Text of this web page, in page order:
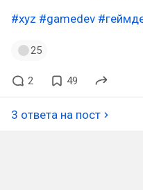
#xyz #gamedev
25
2 49
3 ответа на пост